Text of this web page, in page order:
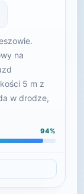
na
5 m z
w drodze,
94%